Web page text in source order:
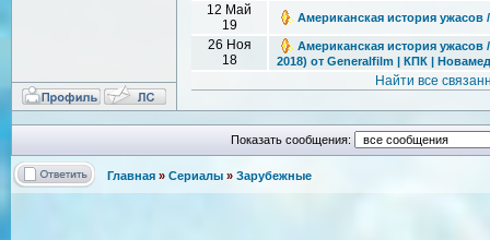
12 Май
19
Американская история ужасов
26 Ноя
18
Американская история ужасов
2018) от Generalfilm | КПК |
Найти все
Показать сообщения:
Главная » Сериалы » Зарубежные